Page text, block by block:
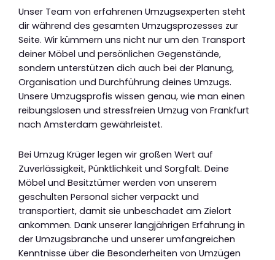
Unser Team von erfahrenen Umzugsexperten steht
dir während des gesamten Umzugsprozesses zur
Seite. Wir kümmern uns nicht nur um den Transport
deiner Möbel und persönlichen Gegenstände,
sondern unterstützen dich auch bei der Planung,
Organisation und Durchführung deines Umzugs.
Unsere Umzugsprofis wissen genau, wie man einen
reibungslosen und stressfreien Umzug von Frankfurt
nach Amsterdam gewährleistet.
Bei Umzug Krüger legen wir großen Wert auf
Zuverlässigkeit, Pünktlichkeit und Sorgfalt. Deine
Möbel und Besitztümer werden von unserem
geschulten Personal sicher verpackt und
transportiert, damit sie unbeschadet am Zielort
ankommen. Dank unserer langjährigen Erfahrung in
der Umzugsbranche und unserer umfangreichen
Kenntnisse über die Besonderheiten von Umzügen